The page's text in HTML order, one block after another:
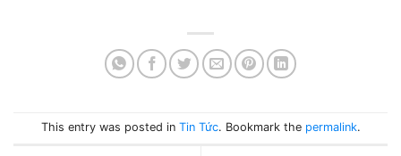
This entry was posted in Tin Tức. Bookmark the permalink.